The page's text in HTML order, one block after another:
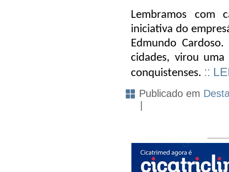
Lembramos com
iniciativa do
Edmundo
cidades, virou uma
conquistenses. ::
Publicado em